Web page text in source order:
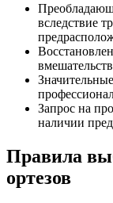
вследствие
Запрос на
наличии
Правила
ортезов